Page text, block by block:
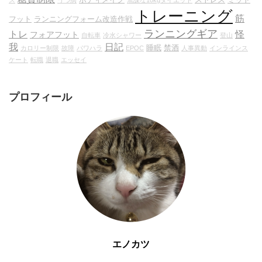
フット ランニングフォーム改造作戦 トレーニング 筋
トレ フォアフット 自転車 冷水シャワー ランニングギア 登山 怪
我 カロリー制限 故障 パワハラ 日記 EPOC 睡眠 禁酒 人事異動 インラインス
ケート 転職 退職 エッセイ
プロフィール
エノカツ